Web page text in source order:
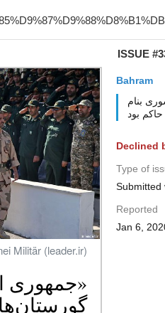
ISSUE
Bahram
بنام
Declined
Type of
Submitted
Reported
Jan 6,